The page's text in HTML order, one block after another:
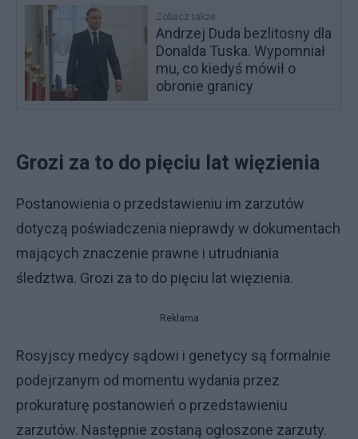
Zobacz także
Andrzej Duda bezlitosny dla
Donalda Tuska. Wypomniał
mu, co kiedyś mówił o
obronie granicy
Grozi za to do pięciu lat więzienia
Postanowienia o przedstawieniu im zarzutów
dotyczą poświadczenia nieprawdy w dokumentach
mających znaczenie prawne i utrudniania
śledztwa. Grozi za to do pięciu lat więzienia.
Reklama
Rosyjscy medycy sądowi i genetycy są formalnie
podejrzanym od momentu wydania przez
prokuraturę postanowień o przedstawieniu
zarzutów. Następnie zostaną ogłoszone zarzuty.